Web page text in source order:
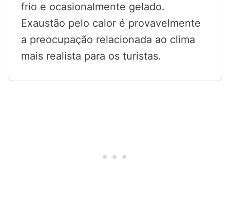
frio e ocasionalmente gelado.
Exaustão pelo calor é provavelmente
a preocupação relacionada ao clima
mais realista para os turistas.